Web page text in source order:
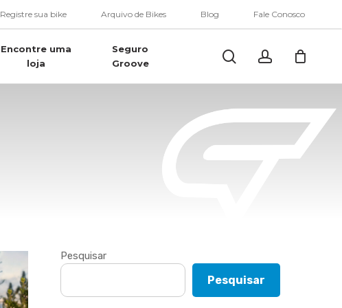
Registre sua bike Arquivo de Bikes Blog Fale Conosco
Encontre uma
loja
Seguro
Groove
Buscar..account
Pesquisar
Pesquisar